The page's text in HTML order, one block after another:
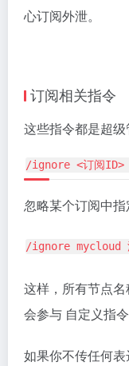
心订阅外泄。
订阅相关指令
这些指令都是超
/ignore <订阅ID>
忽略某个订阅中
/ignore mycloud
这样，所有节点
会参与 自定义指
如果你不传任何